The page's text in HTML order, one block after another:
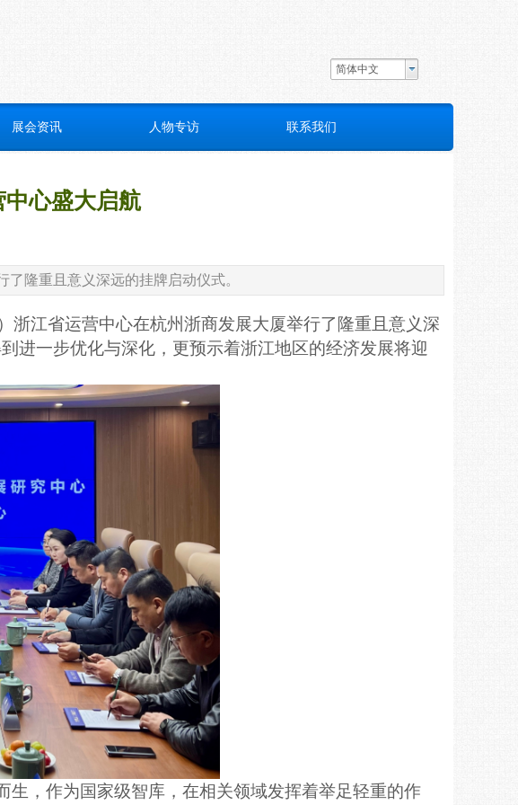
简体中文
展会资讯 人物专访 联系我们
心盛大启航
隆重且意义深远的挂牌启动仪式。
浙江省运营中心在杭州浙商发展大厦举行了隆重且意义深
进一步优化与深化，更预示着浙江地区的经济发展将迎
，作为国家级智库，在相关领域发挥着举足轻重的作